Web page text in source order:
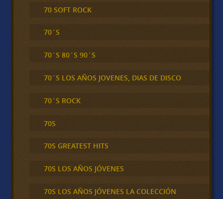
70 SOFT ROCK
70´S
70´S 80´S 90´S
70´S LOS AÑOS JOVENES, DIAS DE DISCO
70´S ROCK
70S
70S GREATEST HITS
70S LOS AÑOS JÓVENES
70S LOS AÑOS JÓVENES LA COLECCIÓN